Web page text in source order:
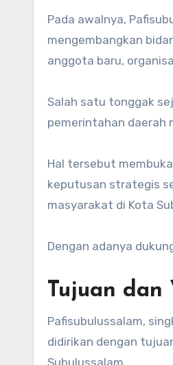
Pada awalnya,
mengembangkan
anggota baru,
Salah satu tonggak
pemerintahan daerah
Hal tersebut
keputusan strategis
masyarakat di Kota
Dengan adanya
Tujuan dan
Pafisubulussalam,
didirikan dengan
Subulussalam.